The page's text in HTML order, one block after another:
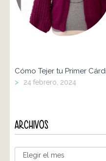
Cómo Tejer tu Primer
> 24 febrero, 2024
ARCHIVOS